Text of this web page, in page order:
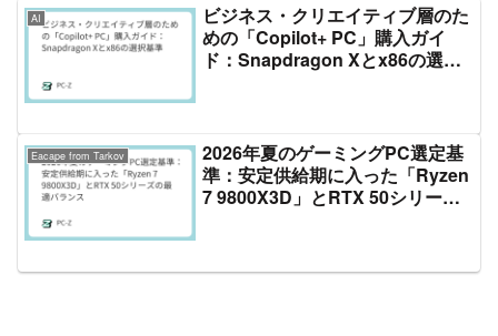
AI
ビジネス・クリエイティブ層のた
めの「Copilot+ PC」購入ガイ
ド：Snapdragon Xとx86の選択
Eacape from Tarkov
2026年夏のゲーミングPC選定基
準：安定供給期に入った「Ryzen
7 9800X3D」とRTX 50シリーズ